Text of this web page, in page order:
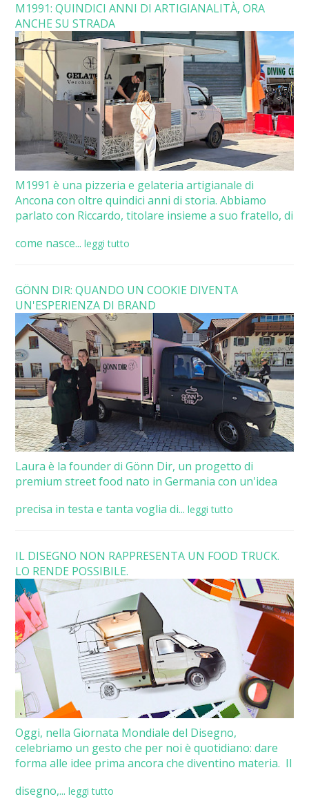
M1991: QUINDICI ANNI DI ARTIGIANALITÀ, ORA
ANCHE SU STRADA
M1991 è una pizzeria e gelateria artigianale di
Ancona con oltre quindici anni di storia. Abbiamo
parlato con Riccardo, titolare insieme a suo fratello, di
come nasce... leggi tutto
GÖNN DIR: QUANDO UN COOKIE DIVENTA
UN'ESPERIENZA DI BRAND
Laura è la founder di Gönn Dir, un progetto di
premium street food nato in Germania con un'idea
precisa in testa e tanta voglia di... leggi tutto
IL DISEGNO NON RAPPRESENTA UN FOOD TRUCK.
LO RENDE POSSIBILE.
Oggi, nella Giornata Mondiale del Disegno,
celebriamo un gesto che per noi è quotidiano: dare
forma alle idee prima ancora che diventino materia. Il
disegno,... leggi tutto